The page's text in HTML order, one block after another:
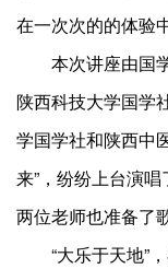
在一次次的的体验
本次讲座由国
陕西科技大学国学
学国学社和陕西中
来”，纷纷上台演
两位老师也准备了
“大乐于天地”